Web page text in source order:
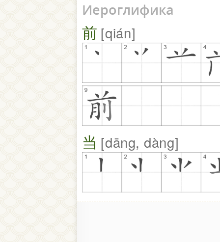
Иероглифика
前 qián
当 dāng, dàng